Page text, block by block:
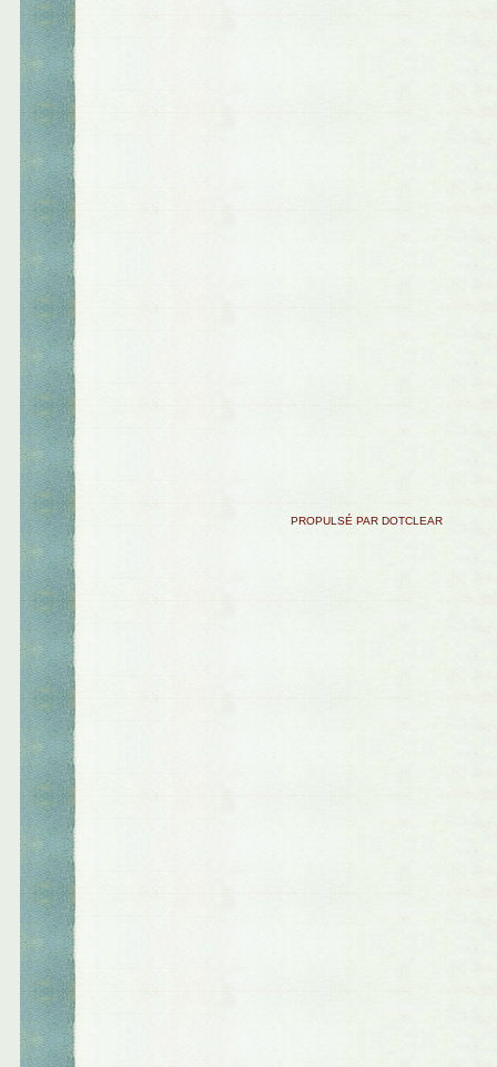
PROPULSÉ PAR DOTCLEAR